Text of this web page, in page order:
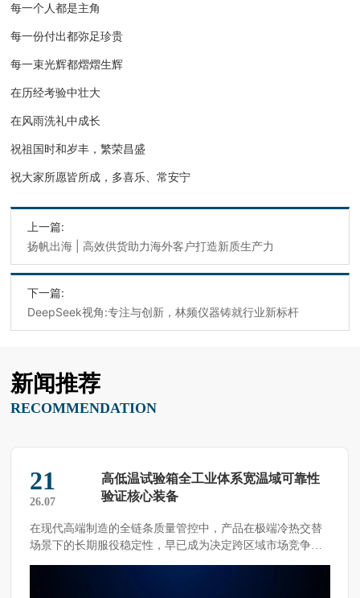
每一个人都是主角
每一份付出都弥足珍贵
每一束光辉都熠熠生辉
在历经考验中壮大
在风雨洗礼中成长
祝祖国时和岁丰，繁荣昌盛
祝大家所愿皆所成，多喜乐、常安宁
上一篇:
扬帆出海 | 高效供货助力海外客户打造新质生产力
下一篇:
DeepSeek视角:专注与创新，林频仪器铸就行业新标杆
新闻推荐
RECOMMENDATION
14
26.07
高低温试验箱露点控制与低温凝露抑制
策略
在精密环境试验领域，高低温试验箱从高温工况向低温工况
切换过程中的凝露问题，长期困扰着试验工程师与设备运维
人员。 […]